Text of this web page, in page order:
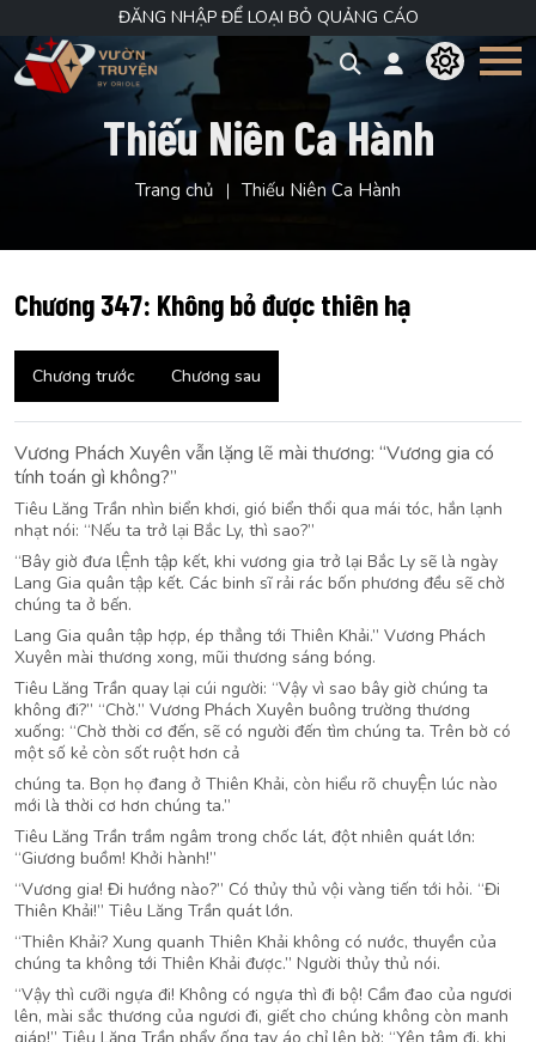
ĐĂNG NHẬP ĐỂ LOẠI BỎ QUẢNG CÁO
Thiếu Niên Ca Hành
Trang chủ Thiếu Niên Ca Hành
Chương 347: Không bỏ được thiên hạ
Chương trước Chương sau
Vương Phách Xuyên vẫn lặng lẽ mài thương: “Vương gia có
tính toán gì không?”
Tiêu Lăng Trần nhìn biển khơi, gió biển thổi qua mái tóc, hắn lạnh
nhạt nói: “Nếu ta trở lại Bắc Ly, thì sao?”
“Bây giờ đưa lỆnh tập kết, khi vương gia trở lại Bắc Ly sẽ là ngày
Lang Gia quân tập kết. Các binh sĩ rải rác bốn phương đều sẽ chờ
chúng ta ở bến.
Lang Gia quân tập hợp, ép thẳng tới Thiên Khải.” Vương Phách
Xuyên mài thương xong, mũi thương sáng bóng.
Tiêu Lăng Trần quay lại cúi người: “Vậy vì sao bây giờ chúng ta
không đi?” “Chờ.” Vương Phách Xuyên buông trường thương
xuống: “Chờ thời cơ đến, sẽ có người đến tìm chúng ta. Trên bờ có
một số kẻ còn sốt ruột hơn cả
chúng ta. Bọn họ đang ở Thiên Khải, còn hiểu rõ chuyỆn lúc nào
mới là thời cơ hơn chúng ta.”
Tiêu Lăng Trần trầm ngâm trong chốc lát, đột nhiên quát lớn:
“Giương buồm! Khởi hành!”
“Vương gia! Đi hướng nào?” Có thủy thủ vội vàng tiến tới hỏi. “Đi
Thiên Khải!” Tiêu Lăng Trần quát lớn.
“Thiên Khải? Xung quanh Thiên Khải không có nước, thuyền của
chúng ta không tới Thiên Khải được.” Người thủy thủ nói.
“Vậy thì cưỡi ngựa đi! Không có ngựa thì đi bộ! Cầm đao của ngươi
lên, mài sắc thương của ngươi đi, giết cho chúng không còn manh